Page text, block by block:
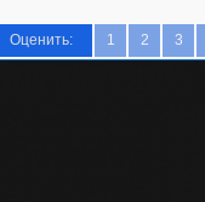
Оценить: 1 2 3